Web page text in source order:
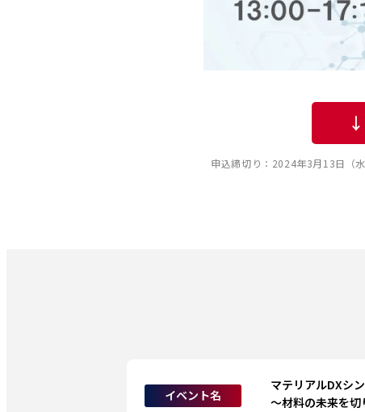
申込締切り：2024年3月13日（
イベント名
マテリアルDXシ
～材料の未来を